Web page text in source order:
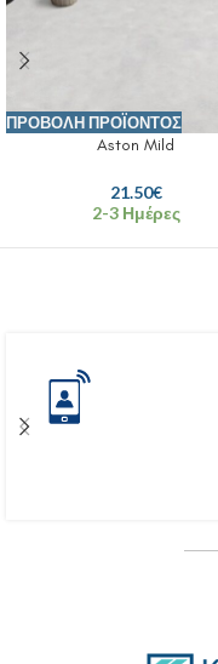
ΠΡΟΒΟΛΉ ΠΡΟΪΌΝΤΟΣ
Aston Mild
21.50€
2-3 Ημέρες